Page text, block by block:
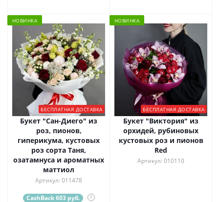
НОВИНКА
БЕСПЛАТНАЯ ДОСТАВКА
Букет "Сан-Диего" из
роз, пионов,
гиперикума, кустовых
роз сорта Таня,
озатамнуса и ароматных
маттиол
Артикул: 011478
CashBack 603 руб. ?
НОВИНКА
БЕСПЛАТНАЯ ДОСТАВКА
Букет "Виктория" из
орхидей, рубиновых
кустовых роз и пионов
Red
Артикул: 010110